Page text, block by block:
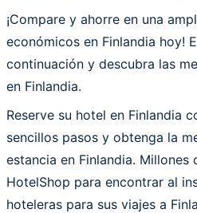
¡Compare y ahorre en una
económicos en Finlandia hoy!
continuación y descubra las
en Finlandia.
Reserve su hotel en Finlandia
sencillos pasos y obtenga la
estancia en Finlandia. Millones
HotelShop para encontrar al
hoteleras para sus viajes a